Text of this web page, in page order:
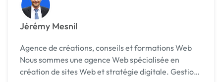
Jérémy Mesnil
Agence de créations, conseils et formations Web
Nous sommes une agence Web spécialisée en
création de sites Web et stratégie digitale. Gestion